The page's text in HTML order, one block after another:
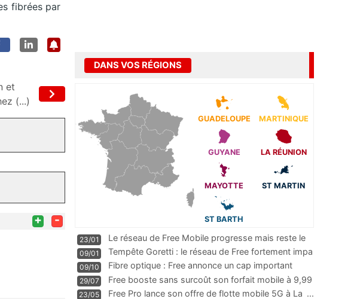
fibrées par
et
(...)
+ -
DANS VOS RÉGIONS
GUADELOUPE MARTINIQUE
GUYANE LA RÉUNION
MAYOTTE ST MARTIN
ST BARTH
23/01
Le réseau de Free Mobile progresse mais reste le
m
...
09/01
Tempête Goretti : le réseau de Free fortement impa
09/10
Fibre optique : Free annonce un cap important
pass
...
29/07
Free booste sans surcoût son forfait mobile à 9,99
23/05 Free Pro lance son offre de flotte mobile 5G à La ...